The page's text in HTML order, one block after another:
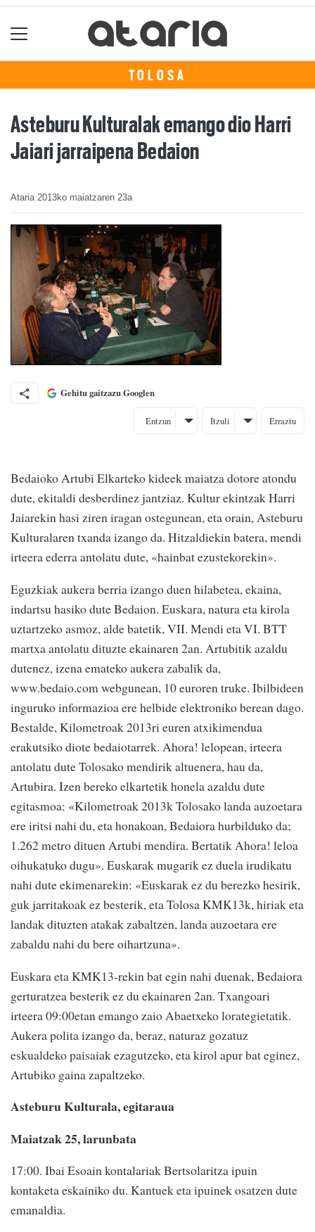
TOLOSA
Asteburu Kulturalak emango dio Harri
Jaiari jarraipena Bedaion
Ataria 2013ko maiatzaren 23a
Gehitu gaitzazu Googlen
Entzun Itzuli Erraztu
Bedaioko Artubi Elkarteko kideek maiatza dotore atondu
dute, ekitaldi desberdinez jantziaz. Kultur ekintzak Harri
Jaiarekin hasi ziren iragan ostegunean, eta orain, Asteburu
Kulturalaren txanda izango da. Hitzaldiekin batera, mendi
irteera ederra antolatu dute, «hainbat ezustekorekin».
Eguzkiak aukera berria izango duen hilabetea, ekaina,
indartsu hasiko dute Bedaion. Euskara, natura eta kirola
uztartzeko asmoz, alde batetik, VII. Mendi eta VI. BTT
martxa antolatu dituzte ekainaren 2an. Artubitik azaldu
dutenez, izena emateko aukera zabalik da,
www.bedaio.com webgunean, 10 euroren truke. Ibilbideen
inguruko informazioa ere helbide elektroniko berean dago.
Bestalde, Kilometroak 2013ri euren atxikimendua
erakutsiko diote bedaiotarrek. Ahora! lelopean, irteera
antolatu dute Tolosako mendirik altuenera, hau da,
Artubira. Izen bereko elkartetik honela azaldu dute
egitasmoa: «Kilometroak 2013k Tolosako landa auzoetara
ere iritsi nahi du, eta honakoan, Bedaiora hurbilduko da;
1.262 metro dituen Artubi mendira. Bertatik Ahora! leloa
oihukatuko dugu». Euskarak mugarik ez duela irudikatu
nahi dute ekimenarekin: «Euskarak ez du berezko hesirik,
guk jarritakoak ez besterik, eta Tolosa KMK13k, hiriak eta
landak dituzten atakak zabaltzen, landa auzoetara ere
zabaldu nahi du bere oihartzuna».
Euskara eta KMK13-rekin bat egin nahi duenak, Bedaiora
gerturatzea besterik ez du ekainaren 2an. Txangoari
irteera 09:00etan emango zaio Abaetxeko lorategietatik.
Aukera polita izango da, beraz, naturaz gozatuz
eskualdeko paisaiak ezagutzeko, eta kirol apur bat eginez,
Artubiko gaina zapaltzeko.
Asteburu Kulturala, egitaraua
Maiatzak 25, larunbata
17:00. Ibai Esoain kontalariak Bertsolaritza ipuin
kontaketa eskainiko du. Kantuek eta ipuinek osatzen dute
emanaldia.